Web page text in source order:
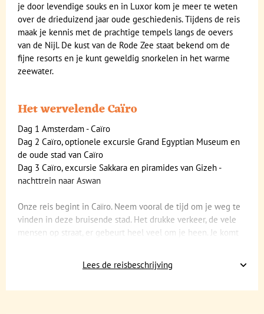
je door levendige souks en in Luxor kom je meer te weten
over de drieduizend jaar oude geschiedenis. Tijdens de reis
maak je kennis met de prachtige tempels langs de oevers
van de Nijl. De kust van de Rode Zee staat bekend om de
fijne resorts en je kunt geweldig snorkelen in het warme
zeewater.
Het wervelende Caïro
Dag 1 Amsterdam - Caïro
Dag 2 Caïro, optionele excursie Grand Egyptian Museum en
de oude stad van Caïro
Dag 3 Caïro, excursie Sakkara en piramides van Gizeh -
nachttrein naar Aswan
Onze reis begint in Caïro. Neem vooral de tijd om je weg te
vinden in deze bruisende stad. Het drukke verkeer, de vele
mensen op straat, er gebeurt heel veel om je heen. Je komt
Trek goede schoenen aan, want Caïro is het beste lopend te
Lees de reisbeschrijving